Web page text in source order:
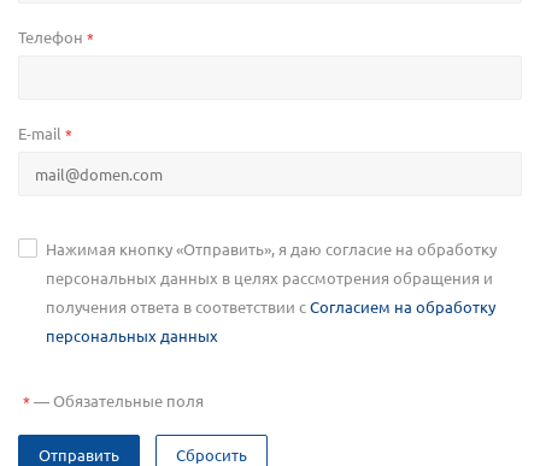
Телефон *
E-mail *
Нажимая кнопку «Отправить», я даю согласие на обработку
персональных данных в целях рассмотрения обращения и
получения ответа в соответствии сСогласием на обработку
персональных данных
*—Обязательные поля
Отправить Сбросить